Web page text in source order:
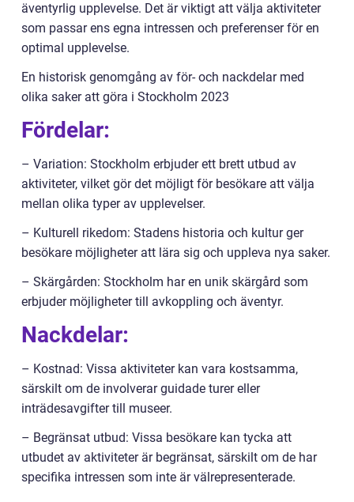
äventyrlig upplevelse. Det är viktigt att välja aktiviteter
som passar ens egna intressen och preferenser för en
optimal upplevelse.
En historisk genomgång av för- och nackdelar med
olika saker att göra i Stockholm 2023
Fördelar:
– Variation: Stockholm erbjuder ett brett utbud av
aktiviteter, vilket gör det möjligt för besökare att välja
mellan olika typer av upplevelser.
– Kulturell rikedom: Stadens historia och kultur ger
besökare möjligheter att lära sig och uppleva nya saker.
– Skärgården: Stockholm har en unik skärgård som
erbjuder möjligheter till avkoppling och äventyr.
Nackdelar:
– Kostnad: Vissa aktiviteter kan vara kostsamma,
särskilt om de involverar guidade turer eller
inträdesavgifter till museer.
– Begränsat utbud: Vissa besökare kan tycka att
utbudet av aktiviteter är begränsat, särskilt om de har
specifika intressen som inte är välrepresenterade.